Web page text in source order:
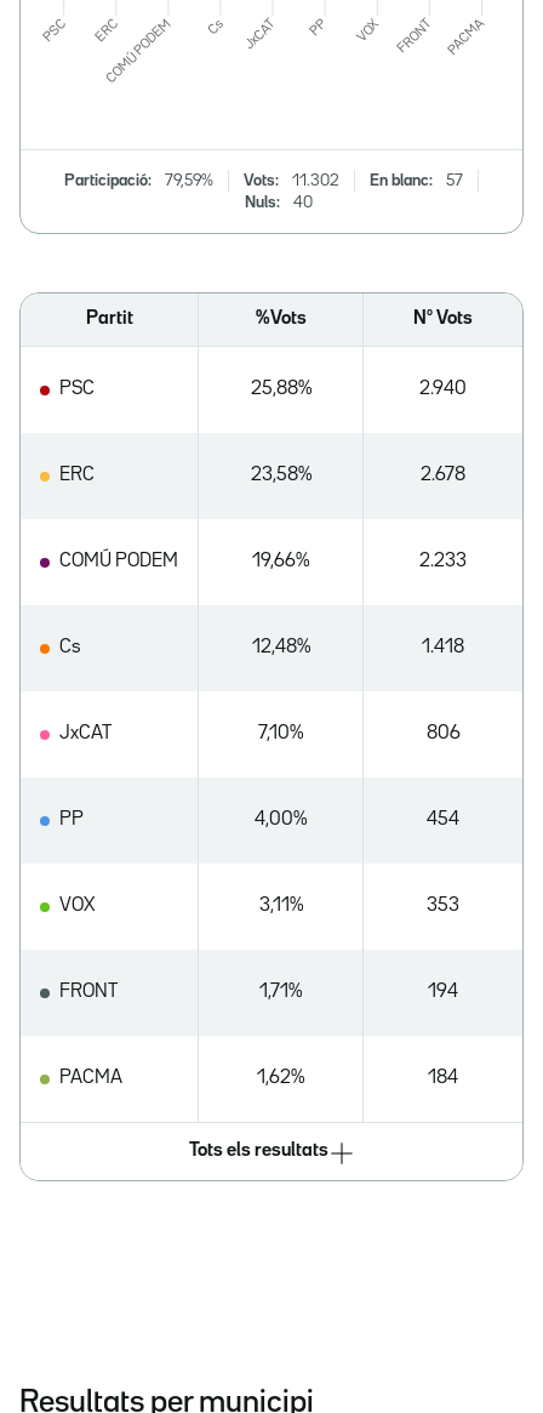
Participació: 79,59% Vots: 11.302 En blanc:
57
Nuls:
40
Partit %Vots Nº Vots
PSC 25,88% 2.940
ERC 23,58% 2.678
COMÚ PODEM 19,66% 2.233
Cs 12,48% 1.418
JxCAT 7,10% 806
PP 4,00% 454
VOX 3,11% 353
FRONT 1,71% 194
PACMA 1,62% 184
Tots els resultats
Resultats per municipi